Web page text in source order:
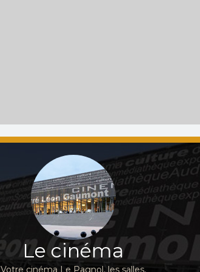
Le cinéma
Votre cinéma Le Pagnol, les salles,